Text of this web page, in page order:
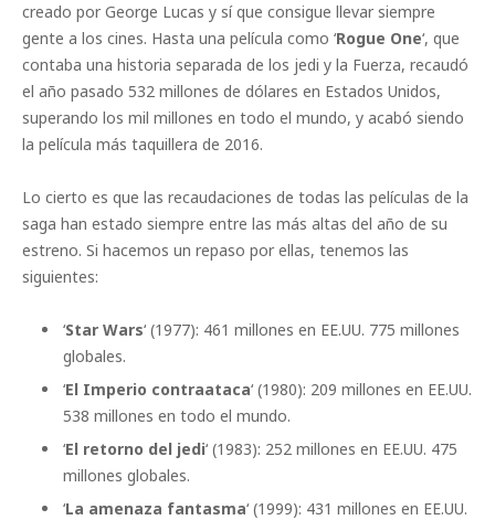
creado por George Lucas y sí que consigue llevar siempre
gente a los cines. Hasta una película como ‘Rogue One‘, que
contaba una historia separada de los jedi y la Fuerza, recaudó
el año pasado 532 millones de dólares en Estados Unidos,
superando los mil millones en todo el mundo, y acabó siendo
la película más taquillera de 2016.
Lo cierto es que las recaudaciones de todas las películas de la
saga han estado siempre entre las más altas del año de su
estreno. Si hacemos un repaso por ellas, tenemos las
siguientes:
‘Star Wars‘ (1977): 461 millones en EE.UU. 775 millones
globales.
‘El Imperio contraataca‘ (1980): 209 millones en EE.UU.
538 millones en todo el mundo.
‘El retorno del jedi‘ (1983): 252 millones en EE.UU. 475
millones globales.
‘La amenaza fantasma‘ (1999): 431 millones en EE.UU.